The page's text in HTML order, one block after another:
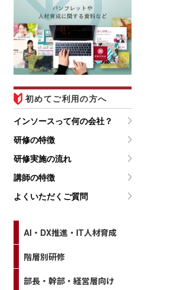
初めてご利用の方へ
インソースって何の会社？
研修の特徴
研修実施の流れ
講師の特徴
よくいただくご質問
AI・DX推進・IT人材育成
階層別研修
部長・幹部・経営層向け